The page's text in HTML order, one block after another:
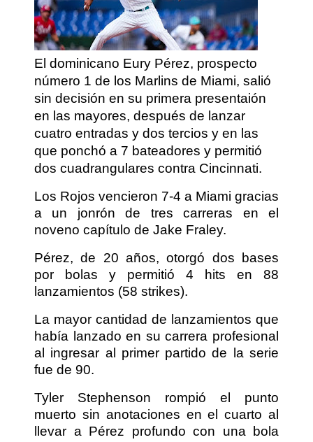
El dominicano Eury Pérez, prospecto
número 1 de los Marlins de Miami, salió
sin decisión en su primera presentaión
en las mayores, después de lanzar
cuatro entradas y dos tercios y en las
que ponchó a 7 bateadores y permitió
dos cuadrangulares contra Cincinnati.
Los Rojos vencieron 7-4 a Miami gracias
a un jonrón de tres carreras en el
noveno capítulo de Jake Fraley.
Pérez, de 20 años, otorgó dos bases
por bolas y permitió 4 hits en 88
lanzamientos (58 strikes).
La mayor cantidad de lanzamientos que
había lanzado en su carrera profesional
al ingresar al primer partido de la serie
fue de 90.
Tyler Stephenson rompió el punto
muerto sin anotaciones en el cuarto al
llevar a Pérez profundo con una bola